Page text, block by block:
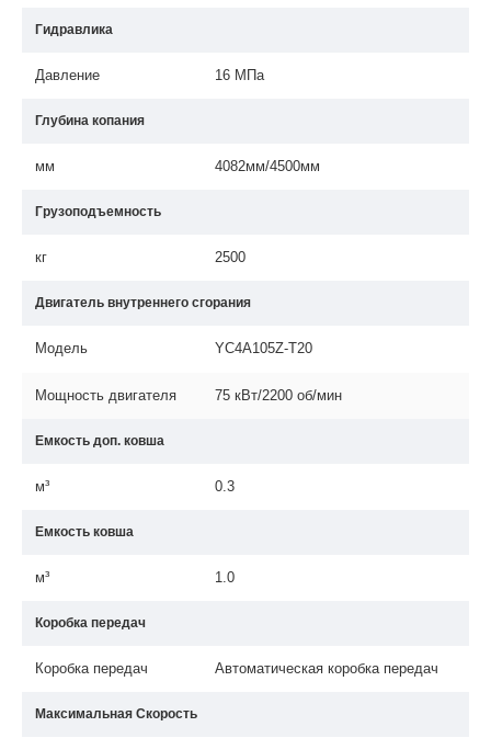
Гидравлика
Давление 16 МПа
Глубина копания
мм 4082мм/4500мм
Грузоподъемность
кг 2500
Двигатель внутреннего сгорания
Модель YC4A105Z-T20
Мощность двигателя 75 кВт/2200 об/мин
Емкость доп. ковша
м³ 0.3
Емкость ковша
м³ 1.0
Коробка передач
Коробка передач Автоматическая коробка передач
Максимальная Скорость